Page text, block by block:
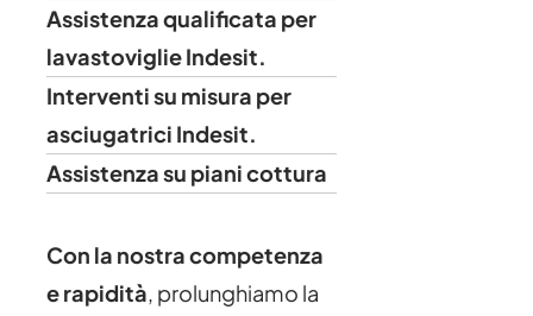
Assistenza qualificata per
lavastoviglie Indesit.
Interventi su misura per
asciugatrici Indesit.
Assistenza su piani cottura
Con la nostra competenza
e rapidità, prolunghiamo la